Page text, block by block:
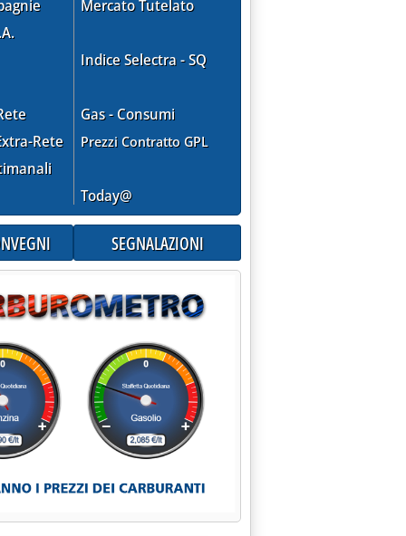
Rete
Mercato Tutelato
Indice Selectra - SQ
Gas - Consumi
Prezzi Contratto GPL
Today@
SEGNALAZIONI